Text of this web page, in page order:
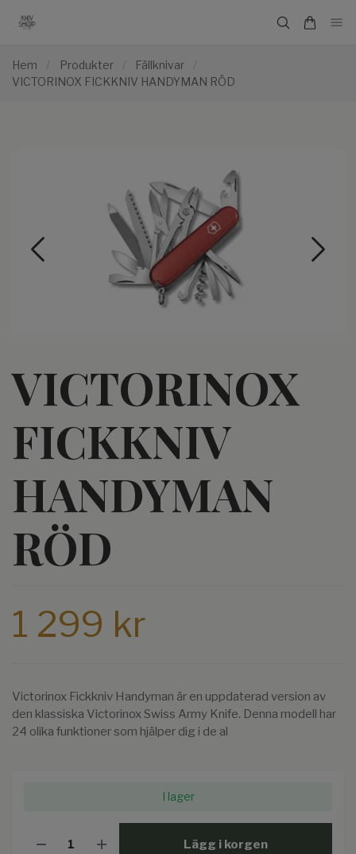
Hem / Produkter / Fällknivar
/
VICTORINOX FICKKNIV HANDYMAN RÖD
VICTORINOX
FICKKNIV
HANDYMAN
RÖD
1 299 kr
Victorinox Fickkniv Handyman är en uppdaterad version av
den klassiska Victorinox Swiss Army Knife. Denna modell har
24 olika funktioner som hjälper dig i de al
I lager
Lägg i korgen